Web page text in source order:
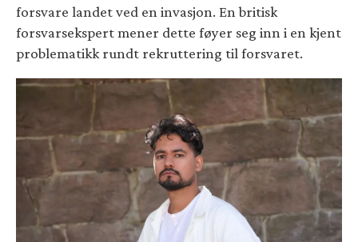
forsvare landet ved en invasjon. En britisk
forsvarsekspert mener dette føyer seg inn i en kjent
problematikk rundt rekruttering til forsvaret.